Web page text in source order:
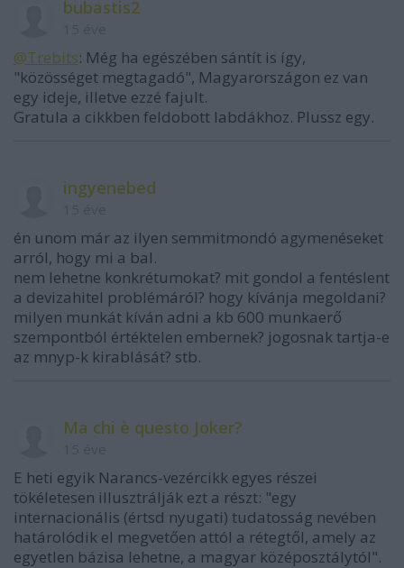
bubastis2
@Trebits: Még ha egészében sántít is így,
"közösséget megtagadó", Magyarországon ez van
egy ideje, illetve ezzé fajult.
Gratula a cikkben feldobott labdákhoz. Plussz egy.
ingyenebed
én unom már az ilyen semmitmondó agymenéseket
arról, hogy mi a bal.
nem lehetne konkrétumokat? mit gondol a fentéslent
a devizahitel problémáról? hogy kívánja megoldani?
milyen munkát kíván adni a kb 600 munkaerő
szempontból értéktelen embernek? jogosnak tartja-e
az mnyp-k kirablását? stb.
Ma chi è questo Joker?
E heti egyik Narancs-vezércikk egyes részei
tökéletesen illusztrálják ezt a részt: "egy
internacionális (értsd nyugati) tudatosság nevében
határolódik el megvetően attól a rétegtől, amely az
egyetlen bázisa lehetne, a magyar középosztálytól".